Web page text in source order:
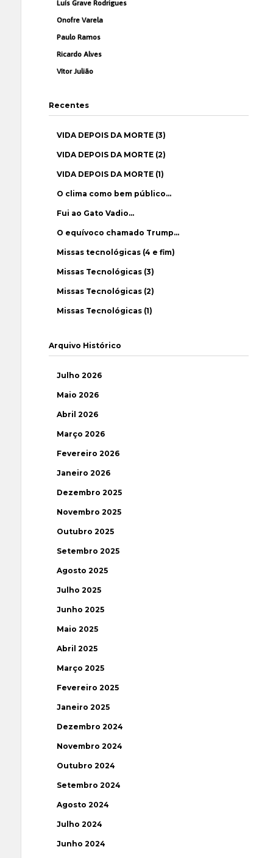
Luís Grave Rodrigues
Onofre Varela
Paulo Ramos
Ricardo Alves
Vítor Julião
Recentes
VIDA DEPOIS DA MORTE (3)
VIDA DEPOIS DA MORTE (2)
VIDA DEPOIS DA MORTE (1)
O clima como bem público…
Fui ao Gato Vadio…
O equívoco chamado Trump…
Missas tecnológicas (4 e fim)
Missas Tecnológicas (3)
Missas Tecnológicas (2)
Missas Tecnológicas (1)
Arquivo Histórico
Julho 2026
Maio 2026
Abril 2026
Março 2026
Fevereiro 2026
Janeiro 2026
Dezembro 2025
Novembro 2025
Outubro 2025
Setembro 2025
Agosto 2025
Julho 2025
Junho 2025
Maio 2025
Abril 2025
Março 2025
Fevereiro 2025
Janeiro 2025
Dezembro 2024
Novembro 2024
Outubro 2024
Setembro 2024
Agosto 2024
Julho 2024
Junho 2024